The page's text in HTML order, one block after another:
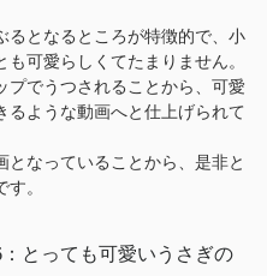
るとなるところが特徴的で、小
可愛らしくてたまりません。
プでうつされることから、可愛
るような動画へと仕上げられて
となっていることから、是非と
。
とっても可愛いうさぎの